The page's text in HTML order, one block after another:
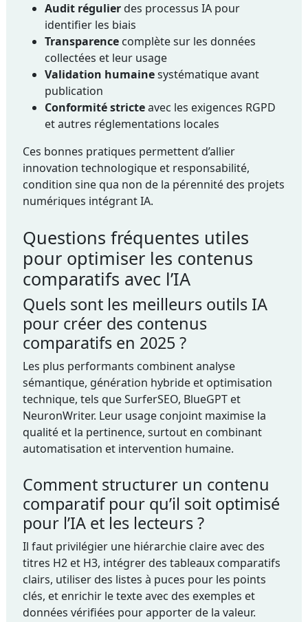
Audit régulierdes processus IA pour
identifier les biais
Transparencecomplète sur les données
collectées et leur usage
Validation humainesystématique avant
publication
Conformité stricteavec les exigences RGPD
et autres réglementations locales
Ces bonnes pratiques permettent d’allier
innovation technologique et responsabilité,
condition sine qua non de la pérennité des projets
numériques intégrant IA.
Questions fréquentes utiles
pour optimiser les contenus
comparatifs avec l’IA
Quels sont les meilleurs outils IA
pour créer des contenus
comparatifs en 2025 ?
Les plus performants combinent analyse
sémantique, génération hybride et optimisation
technique, tels que SurferSEO, BlueGPT et
NeuronWriter. Leur usage conjoint maximise la
qualité et la pertinence, surtout en combinant
automatisation et intervention humaine.
Comment structurer un contenu
comparatif pour qu’il soit optimisé
pour l’IA et les lecteurs ?
Il faut privilégier une hiérarchie claire avec des
titres H2 et H3, intégrer des tableaux comparatifs
clairs, utiliser des listes à puces pour les points
clés, et enrichir le texte avec des exemples et
données vérifiées pour apporter de la valeur.